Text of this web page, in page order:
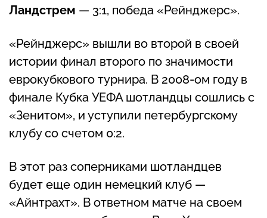
Ландстрем — 3:1, победа «Рейнджерс».
«Рейнджерс» вышли во второй в своей
истории финал второго по значимости
еврокубкового турнира. В 2008-ом году в
финале Кубка УЕФА шотландцы сошлись с
«Зенитом», и уступили петербургскому
клубу со счетом 0:2.
В этот раз соперниками шотландцев
будет еще один немецкий клуб —
«Айнтрахт». В ответном матче на своем